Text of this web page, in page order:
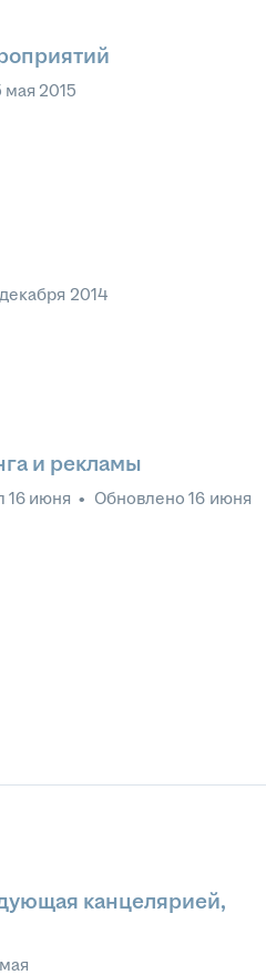
мая 2015
декабря 2014
и рекламы
16 июня • Обновлено16 июня
канцелярией,